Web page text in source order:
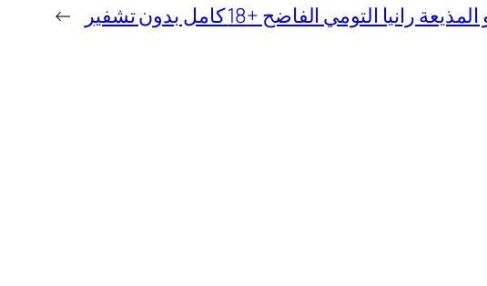
رانيا التومي الفاضح +18 كامل بدون تشفير →